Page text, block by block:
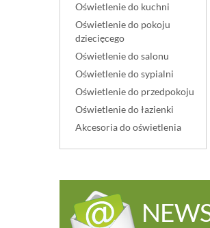
Oświetlenie do kuchni
Oświetlenie do pokoju
dziecięcego
Oświetlenie do salonu
Oświetlenie do sypialni
Oświetlenie do przedpokoju
Oświetlenie do łazienki
Akcesoria do oświetlenia